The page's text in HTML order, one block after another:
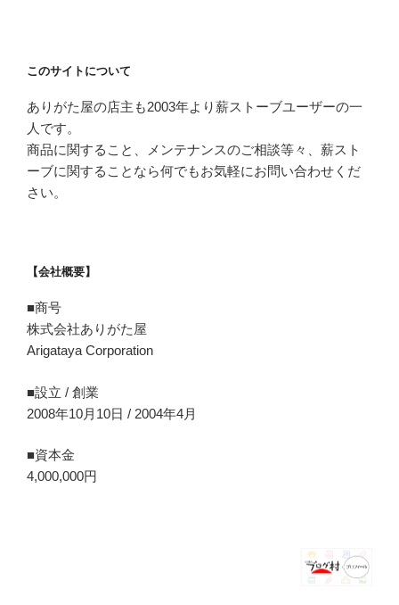
このサイトについて
ありがた屋の店主も2003年より薪ストーブユーザーの一
人です。
商品に関すること、メンテナンスのご相談等々、薪スト
ーブに関することなら何でもお気軽にお問い合わせくだ
さい。
【会社概要】
■商号
株式会社ありがた屋
Arigataya Corporation
■設立 / 創業
2008年10月10日 / 2004年4月
■資本金
4,000,000円